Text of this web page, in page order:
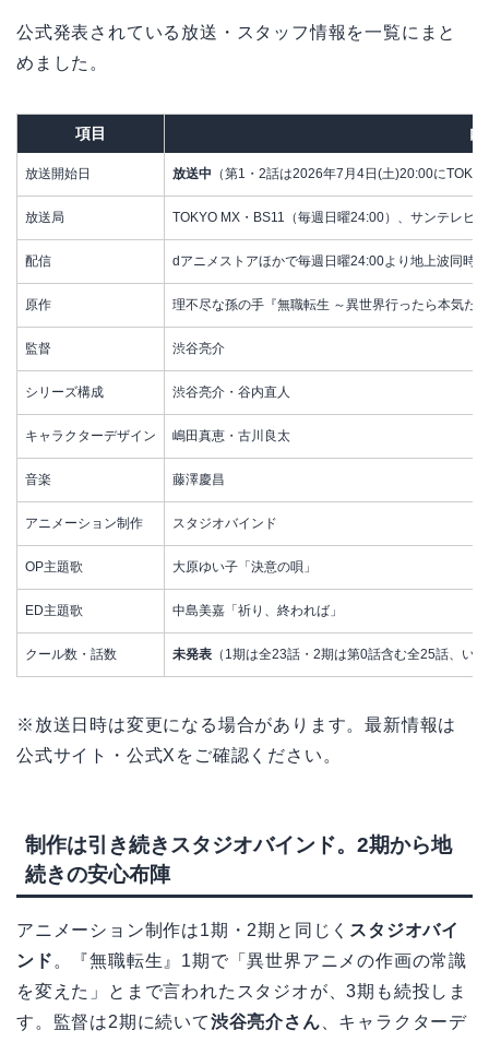
公式発表されている放送・スタッフ情報を一覧にまと
めました。
項目 内
放送開始日 放送中 （第1・2話は2026年7月4日(土)20:00に
放送局 TOKYO MX・BS11（毎週日曜24:00）、サンテレビ
配信 dアニメストアほかで毎週日曜24:00より地上波同時
原作 理不尽な孫の手『無職転生 ～異世界行ったら本気だ
監督 渋谷亮介
シリーズ構成 渋谷亮介・谷内直人
キャラクターデザイン 嶋田真恵・古川良太
音楽 藤澤慶昌
アニメーション制作 スタジオバインド
OP主題歌 大原ゆい子「決意の唄」
ED主題歌 中島美嘉「祈り、終われば」
クール数・話数 未発表 （1期は全23話・2期は第0話含む全25話、い
※放送日時は変更になる場合があります。最新情報は
公式サイト・公式Xをご確認ください。
制作は引き続きスタジオバインド。2期から地
続きの安心布陣
アニメーション制作は1期・2期と同じく スタジオバイ
ンド 。『無職転生』1期で「異世界アニメの作画の常識
を変えた」とまで言われたスタジオが、3期も続投しま
す。監督は2期に続いて渋谷亮介さん 、キャラクターデ